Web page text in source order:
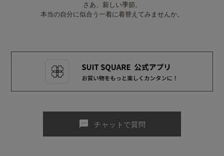
さあ、新しい季節。
本当の自分に似合う一着に着替えてみませんか。
sms チャットで質問